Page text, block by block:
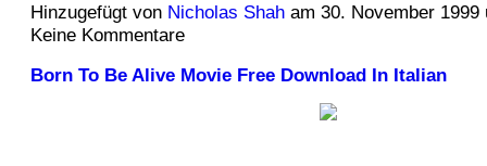
Hinzugefügt von Nicholas Shaham 30. November
Keine Kommentare
Born To Be Alive Movie Free Download In Italian